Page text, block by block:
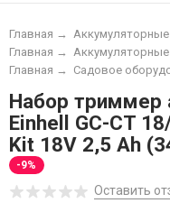
Главная →
Аккумуляторные
Аккумуляторные
Главная →
Садовое
Главная →
Набор триммер
Einhell GC-CT
Kit 18V 2,5 Аh
-9%
Оставить